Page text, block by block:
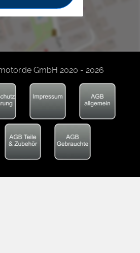
GmbH 2020 - 2026